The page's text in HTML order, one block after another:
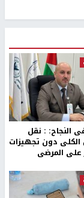
النجاح: : نقل
دون تجهيزات
على المرضى